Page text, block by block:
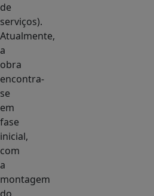
de
serviços).
Atualmente,
a
obra
encontra-
se
em
fase
inicial,
com
a
montagem